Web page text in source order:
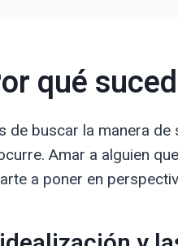
qué
de buscar la manera
Amar a alguien
a poner en